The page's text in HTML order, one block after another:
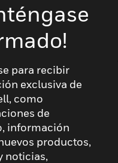
para recibir
exclusiva de
como
de
información
productos,
noticias,